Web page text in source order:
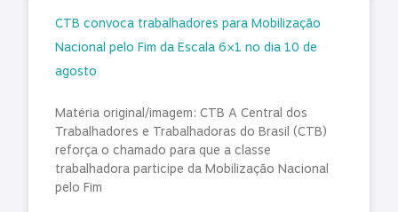
CTB convoca trabalhadores para Mobilização
Nacional pelo Fim da Escala 6×1 no dia 10 de
agosto
Matéria original/imagem: CTB A Central dos
Trabalhadores e Trabalhadoras do Brasil (CTB)
reforça o chamado para que a classe
trabalhadora participe da Mobilização Nacional
pelo Fim